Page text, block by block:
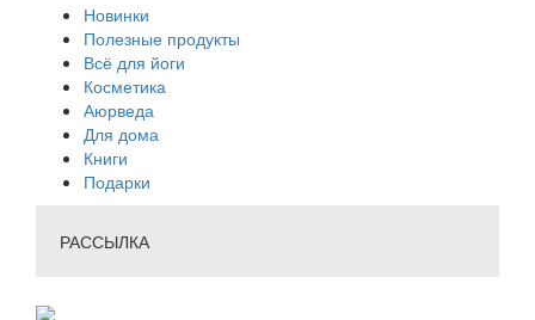
Новинки
Полезные продукты
Всё для йоги
Косметика
Аюрведа
Для дома
Книги
Подарки
РАССЫЛКА